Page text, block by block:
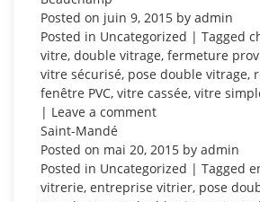
Posted on juin 9, 2015 by admin
Posted in Uncategorized | Tagged
vitre, double vitrage, fermeture
vitre sécurisé, pose double vitrage,
fenêtre PVC, vitre cassée, vitre
| Leave a comment
Saint-Mandé
Posted on mai 20, 2015 by admin
Posted in Uncategorized | Tagged
vitrerie, entreprise vitrier, pose